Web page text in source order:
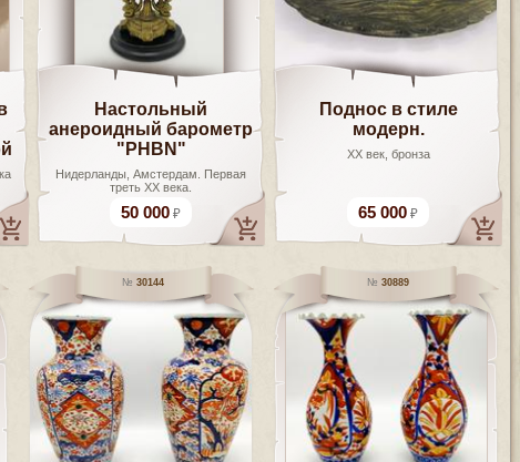
Настольный
анероидный барометр
"PHBN"
Нидерланды, Амстердам. Первая
треть XX века.
50 000
Поднос в стиле
модерн.
XX век, бронза
65 000
30144 30889